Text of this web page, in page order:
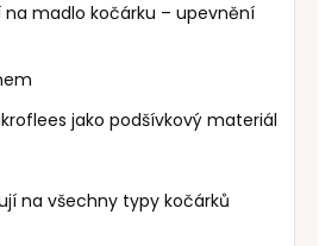
na madlo kočárku – upevnění
jako podšívkový materiál
na všechny typy kočárků